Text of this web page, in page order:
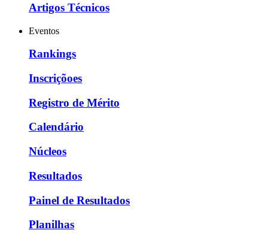
Artigos Técnicos
Eventos
Rankings
Inscriçõoes
Registro de Mérito
Calendário
Núcleos
Resultados
Painel de Resultados
Planilhas